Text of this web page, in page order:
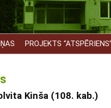
PROJEKTS
Kinša (108. kab.)